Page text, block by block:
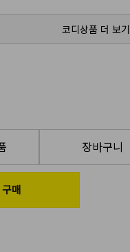
코디상품 더 보기
장바구니